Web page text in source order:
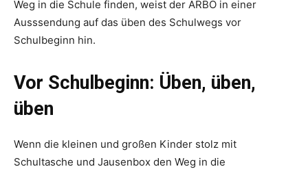
Weg in die Schule finden, weist der ARBÖ in einer
Ausssendung auf das üben des Schulwegs vor
Schulbeginn hin.
Vor Schulbeginn: Üben, üben,
üben
Wenn die kleinen und großen Kinder stolz mit
Schultasche und Jausenbox den Weg in die